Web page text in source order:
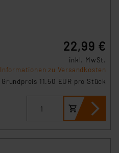
22,99 €
inkl. MwSt.
Informationen zu Versandkosten
Grundpreis 11.50 EUR pro Stück